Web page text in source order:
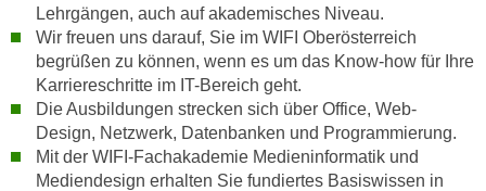
Lehrgängen, auch auf akademisches Niveau.
Wir freuen uns darauf, Sie im WIFI Oberösterreich
begrüßen zu können, wenn es um das Know-how für Ihre
Karriereschritte im IT-Bereich geht.
Die Ausbildungen strecken sich über Office, Web-
Design, Netzwerk, Datenbanken und Programmierung.
Mit der WIFI-Fachakademie Medieninformatik und
Mediendesign erhalten Sie fundiertes Basiswissen in
u
.